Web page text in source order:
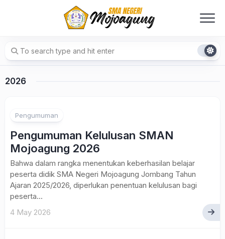
2026
Pengumuman
Pengumuman Kelulusan SMAN
Mojoagung 2026
Bahwa dalam rangka menentukan keberhasilan belajar
peserta didik SMA Negeri Mojoagung Jombang Tahun
Ajaran 2025/2026, diperlukan penentuan kelulusan bagi
peserta...
4 May 2026